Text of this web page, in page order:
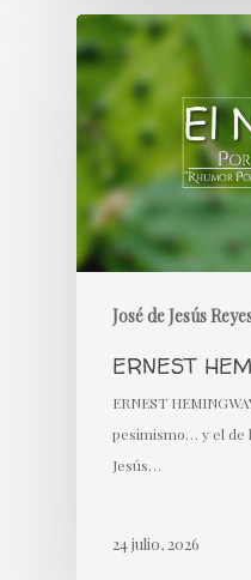
José de Jesús
ERNEST
ERNEST
pesimismo… y el de
Jesús…
24 julio, 2026